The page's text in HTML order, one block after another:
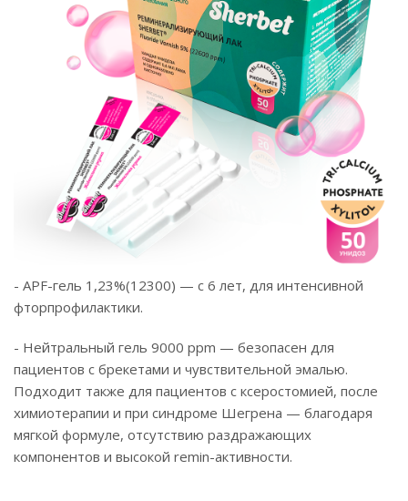
- APF-гель 1,23%(12300) — с 6 лет, для интенсивной
фторпрофилактики.
- Нейтральный гель 9000 ppm — безопасен для
пациентов с брекетами и чувствительной эмалью.
Подходит также для пациентов с ксеростомией, после
химиотерапии и при синдроме Шегрена — благодаря
мягкой формуле, отсутствию раздражающих
компонентов и высокой remin-активности.